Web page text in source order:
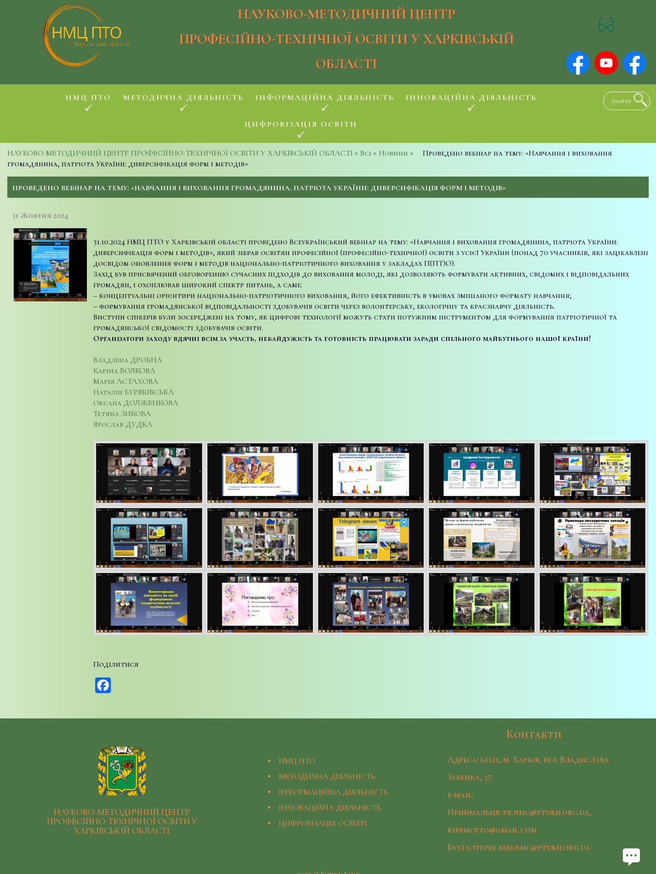
НАУКОВО-МЕТОДИЧНИЙ ЦЕНТР
ПРОФЕСІЙНО-ТЕХНІЧНОЇ ОСВІТИ У ХАРКІВСЬКІЙ
ОБЛАСТІ
НМЦ ПТО МЕТОДИЧНА ДІЯЛЬНІСТЬ ІНФОРМАЦІЙНА ДІЯЛЬНІСТЬ ІННОВАЦІЙНА ДІЯЛЬНІСТЬ
ЦИФРОВІЗАЦІЯ ОСВІТИ
НАУКОВО-МЕТОДИЧНИЙ ЦЕНТР ПРОФЕСІЙНО-ТЕХНІЧНОЇ ОСВІТИ У ХАРКІВСЬКІЙ ОБЛАСТІ > Всі > Новини >
Проведено вебінар на тему: «Навчання і виховання
громадянина, патріота України: диверсифікація форм і методів»
ПРОВЕДЕНО ВЕБІНАР НА ТЕМУ: «НАВЧАННЯ І ВИХОВАННЯ ГРОМАДЯНИНА, ПАТРІОТА УКРАЇНИ: ДИВЕРСИФІКАЦІЯ ФОРМ І МЕТОДІВ»
31 Жовтня 2024
31.10.2024 НМЦ ПТО у Харківській області проведено Всеукраїнський вебінар на тему: «Навчання і виховання громадянина, патріота України:
диверсифікація форм і методів», який зібрав освітян професійної (професійно-технічної) освіти з усієї України (понад 70 учасників, які зацікавлені
досвідом оновлення форм і методів національно-патріотичного виховання у закладах П(ПТ)О).
Захід був присвячений обговоренню сучасних підходів до виховання молоді, які дозволяють формувати активних, свідомих і відповідальних
громадян, і охоплював широкий спектр питань, а саме:
– концептуальні орієнтири національно-патріотичного виховання, його ефективність в умовах змішаного формату навчання;
– формування громадянської відповідальності здобувачів освіти через волонтерську, екологічну та краєзнавчу діяльність.
Виступи спікерів були зосереджені на тому, як цифрові технології можуть стати потужним інструментом для формування патріотичної та
громадянської свідомості здобувачів освіти.
Організатори заходу вдячні всім за участь, небайдужість та готовність працювати заради спільного майбутнього нашої країни!
Владлена ДРОБНА
Каріна ВОЛКОВА
Марія АСТАХОВА
Наталія БУРЯКІВСЬКА
Оксана ДОЛЖЕНКОВА
Тетяна ЗИКОВА
Ярослав ДУДКА
Поділитися
НАУКОВО-МЕТОДИЧНИЙ ЦЕНТР
ПРОФЕСІЙНО-ТЕХНІЧНОЇ ОСВІТИ У
ХАРКІВСЬКІЙ ОБЛАСТІ
НМЦ ПТО
МЕТОДИЧНА ДІЯЛЬНІСТЬ
ІНФОРМАЦІЙНА ДІЯЛЬНІСТЬ
ІННОВАЦІЙНА ДІЯЛЬНІСТЬ
ЦИФРОВІЗАЦІЯ ОСВІТИ
Контакти
Адреса: 61121, м. Харків, вул. Владислава
Зубенка, 37
e-mail:
Приймальня: pr.nmc@ptukh.org.ua,
khnmcpto@gmail.com
Бухгалтерія: buh.nmc@ptukh.org.ua